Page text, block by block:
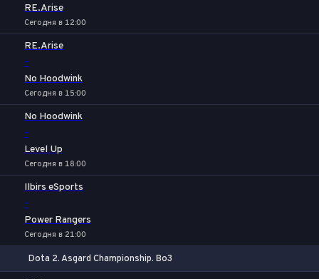
RE.Arise
Сегодня в 12:00
RE.Arise
-
No Hoodwink
Сегодня в 15:00
No Hoodwink
-
Level Up
Сегодня в 18:00
Ilbirs eSports
-
Power Rangers
Сегодня в 21:00
Dota 2. Asgard Championship. Bo3